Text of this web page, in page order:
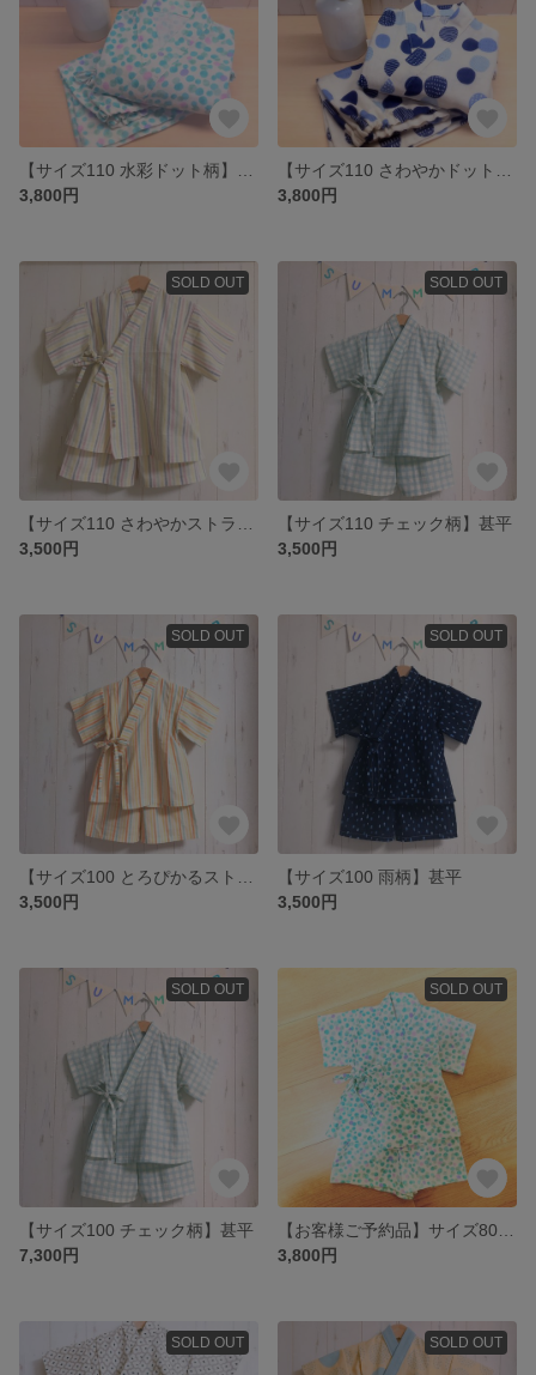
3,800円
3,800円
SOLD OUT
3,500円
SOLD OUT
【サイズ110 チェック柄】甚平
3,500円
SOLD OUT
3,500円
SOLD OUT
【サイズ100 雨柄】甚平
3,500円
SOLD OUT
【サイズ100 チェック柄】甚平
7,300円
SOLD OUT
3,800円
SOLD OUT SOLD OUT